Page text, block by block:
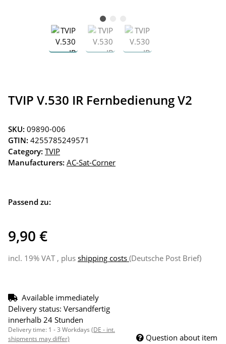
TVIP V.530 IR Fernbedienung V2
SKU: 09890-006
GTIN: 4255785249571
Category: TVIP
Manufacturers: AC-Sat-Corner
Passend zu:
9,90 €
incl. 19% VAT , plus shipping costs (Deutsche Post Brief)
Available immediately
Delivery status: Versandfertig
innerhalb 24 Stunden
Delivery time: 1 - 3 Workdays (DE - int.
shipments may differ)
Question about item